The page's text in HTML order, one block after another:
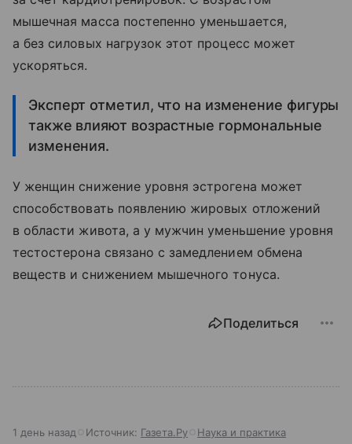
мышечная масса постепенно уменьшается,
а без силовых нагрузок этот процесс может
ускоряться.
Эксперт отметил, что на изменение фигуры
также влияют возрастные гормональные
изменения.
У женщин снижение уровня эстрогена может
способствовать появлению жировых отложений
в области живота, а у мужчин уменьшение уровня
тестостерона связано с замедлением обмена
веществ и снижением мышечного тонуса.
Поделиться
1 день назад Источник: Газета.Ру Наука и практика